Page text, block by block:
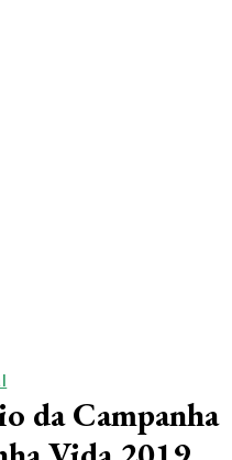
da Campanha